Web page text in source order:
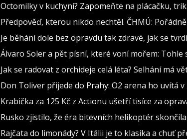
Octomilky v kuchyni? Zapomeňte na plácačku,
Předpověď, kterou nikdo nechtěl. ČHMÚ:
Je běhání dole bez opravdu tak zdravé, jak se
Álvaro Soler a pět písní, které voní mořem:
Jak se radovat z orchideje celá léta? Selhání má
Don Toliver přijede do Prahy: O2 arena ho uvítá
Krabička za 125 Kč z Actionu ušetří tisíce za
Rusko zjistilo, že éra bitevních helikoptér
Rajčata do limonády? V Itálii je to klasika a chuť